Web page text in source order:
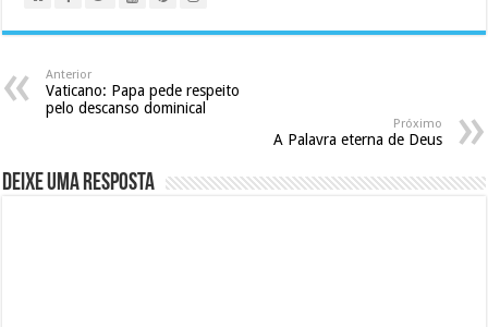
Anterior
Vaticano: Papa pede respeito
pelo descanso dominical
Próximo
A Palavra eterna de Deus
Deixe uma resposta